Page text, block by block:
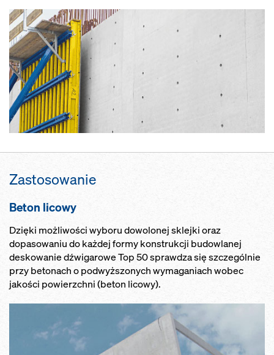
Zastosowanie
Beton licowy
Dzięki możliwości wyboru dowolonej sklejki oraz
dopasowaniu do każdej formy konstrukcji budowlanej
deskowanie dźwigarowe Top 50 sprawdza się szczególnie
przy betonach o podwyższonych wymaganiach wobec
jakości powierzchni (beton licowy).